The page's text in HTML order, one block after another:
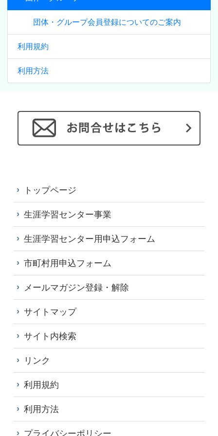
団体・グループ会員登録についてのご案内
利用規約
利用方法
トップページ
生涯学習センター事業
生涯学習センター用申込フォーム
市町村用申込フォーム
メールマガジン登録・解除
サイトマップ
サイト内検索
リンク
利用規約
利用方法
プライバシーポリシー